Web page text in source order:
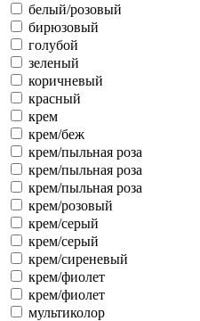
белый/розовый
бирюзовый
голубой
зеленый
коричневый
красный
крем
крем/беж
крем/пыльная роза
крем/пыльная роза
крем/пыльная роза
крем/розовый
крем/серый
крем/серый
крем/сиреневый
крем/фиолет
крем/фиолет
мультиколор